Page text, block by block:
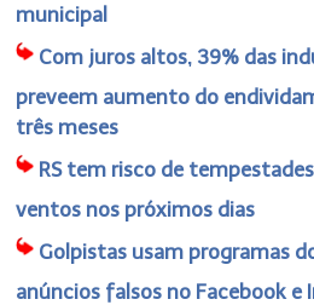
municipal
Com juros altos, 39% das
preveem aumento do
três meses
RS tem risco de
ventos nos próximos dias
Golpistas usam programas
anúncios falsos no Facebook e